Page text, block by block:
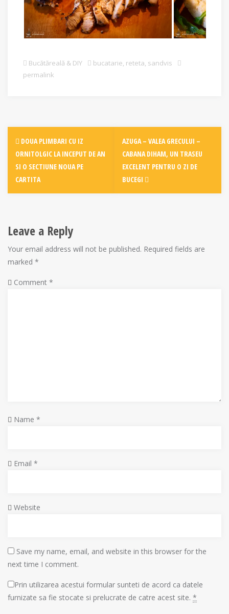
Bucătăreală & DIY bucatarie, reteta, sandvis
permalink
Post
navigation
DOUA PLIMBARI CU IZ
ORNITOLGIC LA INCEPUT DE AN
SI O SECTIUNE NOUA PE
CARTITA
AZUGA – VALEA GRECULUI –
CABANA DIHAM, UN TRASEU
EXCELENT PENTRU O ZI DE
BUCEGI
Leave a Reply
Your email address will not be published. Required fields are
marked *
Comment *
Name *
Email *
Website
Save my name, email, and website in this browser for the
next time I comment.
Prin utilizarea acestui formular sunteti de acord ca datele
furnizate sa fie stocate si prelucrate de catre acest site. *